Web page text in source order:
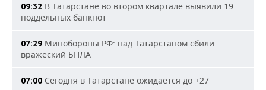
09:32 В Татарстане во втором квартале выявили 19
поддельных банкнот
07:29 Минобороны РФ: над Татарстаном сбили
вражеский БПЛА
07:00 Сегодня в Татарстане ожидается до +27